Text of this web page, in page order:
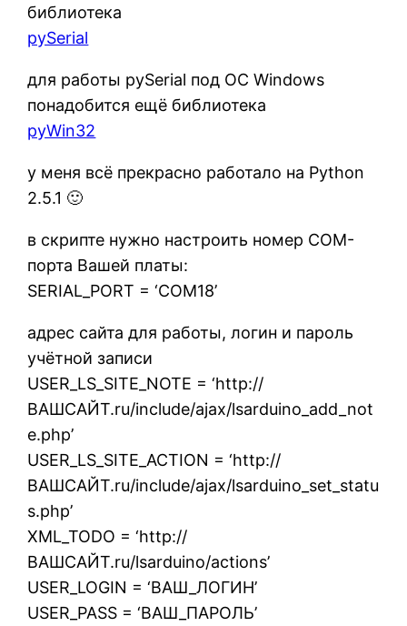
библиотека
pySerial
для работы pySerial под ОС Windows
понадобится ещё библиотека
pyWin32
у меня всё прекрасно работало на Python
2.5.1 🙂
в скрипте нужно настроить номер COM-
порта Вашей платы:
SERIAL_PORT = ‘COM18’
адрес сайта для работы, логин и пароль
учётной записи
USER_LS_SITE_NOTE = ‘http://
ВАШСАЙТ.ru/include/ajax/lsarduino_add_not
e.php’
USER_LS_SITE_ACTION = ‘http://
ВАШСАЙТ.ru/include/ajax/lsarduino_set_statu
s.php’
XML_TODO = ‘http://
ВАШСАЙТ.ru/lsarduino/actions’
USER_LOGIN = ‘ВАШ_ЛОГИН’
USER_PASS = ‘ВАШ_ПАРОЛЬ’